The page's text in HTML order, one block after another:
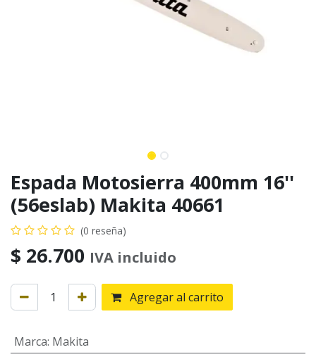
Espada Motosierra 400mm 16''
(56eslab) Makita 40661
(0 reseña)
$ 26.700 IVA incluido
Agregar al carrito
Marca: Makita